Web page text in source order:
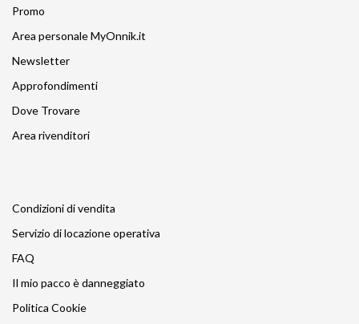
Promo
Area personale MyOnnik.it
Newsletter
Approfondimenti
Dove Trovare
Area rivenditori
Condizioni di vendita
Servizio di locazione operativa
FAQ
Il mio pacco è danneggiato
Politica Cookie